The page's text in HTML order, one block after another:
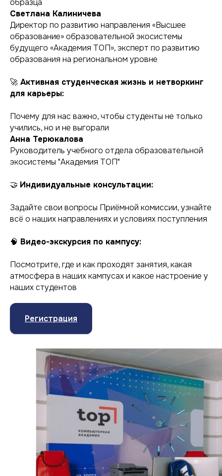
образца
Светлана Калиничева
Директор по развитию направления «Высшее
образование» образовательной экосистемы
будущего «Академия ТОП», эксперт по развитию
образования на региональном уровне
🚀 Активная студенческая жизнь и нетворкинг
для карьеры:
Почему для нас важно, чтобы студенты не только
учились, но и не выгорали
Анна Терюкалова
Руководитель учебного отдела образовательной
экосистемы "Академия ТОП"
🤝 Индивидуальные консультации:
Задайте свои вопросы Приёмной комиссии, узнайте
всё о наших направлениях и условиях поступления
🧠 Видео-экскурсия по кампусу:
Посмотрите, где и как проходят занятия, какая
атмосфера в наших кампусах и какое настроение у
наших студентов
Регистрация